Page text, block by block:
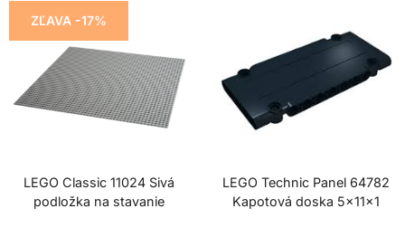
ZĽAVA -17%
LEGO Classic 11024 Sivá
podložka na stavanie
LEGO Technic Panel 64782
Kapotová doska 5x11x1